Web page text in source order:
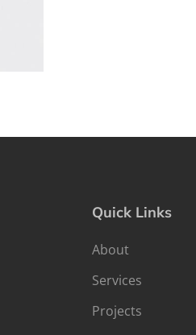
Quick Links
About
Services
Projects